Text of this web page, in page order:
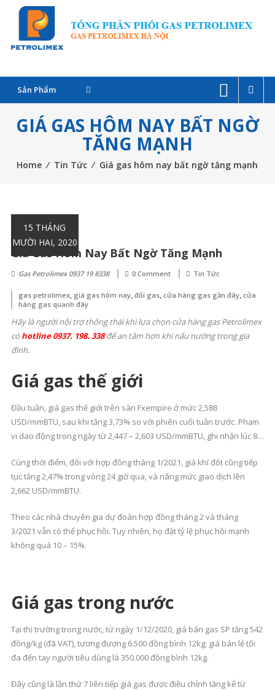
content
–
Sản Phẩm
GIÁ GAS HÔM NAY BẤT NGỜ
TĂNG MẠNH
Home ⁄ Tin Tức ⁄ Giá gas hôm nay bất ngờ tăng mạnh
15 THÁNG
MƯỜI HAI, 2020
Giá Gas Hôm Nay Bất Ngờ Tăng Mạnh
Gas Petrolimex 0937 19 8338 0 Comment Tin Tức
gas petrolimex, giá gas hôm nay, đổi gas, cửa hàng gas gần đây, cửa
hàng gas quanh đây
Hãy là người nội trợ thông thái khi lựa chọn cửa hàng gas Petrolimex
có hotline 0937. 198. 338để an tâm hơn khi nấu nướng trong gia
đình.
Giá gas thế giới
Đầu tuần, giá gas thế giới trên sàn Fxempire ở mức 2,588
USD/mmBTU, sau khi tăng 3,73% so với phiên cuối tuần trước. Phạm
vi dao động trong ngày từ 2,447 – 2,603 USD/mmBTU, ghi nhận lúc 8h
Cùng thời điểm, đối với hợp đồng tháng 1/2021, giá khí đốt cũng tiếp
tục tăng 2,47% trong vòng 24 giờ qua, và nâng mức giao dịch lên
2,662 USD/mmBTU.
Theo các nhà chuyên gia dự đoán hợp đồng tháng 2 và tháng
3/2021 vẫn có thể phục hồi. Tuy nhiên, họ đặt tỷ lệ phục hồi mạnh
không quá 10 – 15%.
Giá gas trong nước
Tại thị trường trong nước, từ ngày 1/12/2020, giá bán gas SP tăng 542
đồng/kg (đã VAT), tương đương 6.500 đồng bình 12kg; giá bán lẻ tối
đa đến tay người tiêu dùng là 350.000 đồng bình 12kg.
Đây cũng là lần thứ 7 liên tiếp giá gas được điều chỉnh tăng kể từ